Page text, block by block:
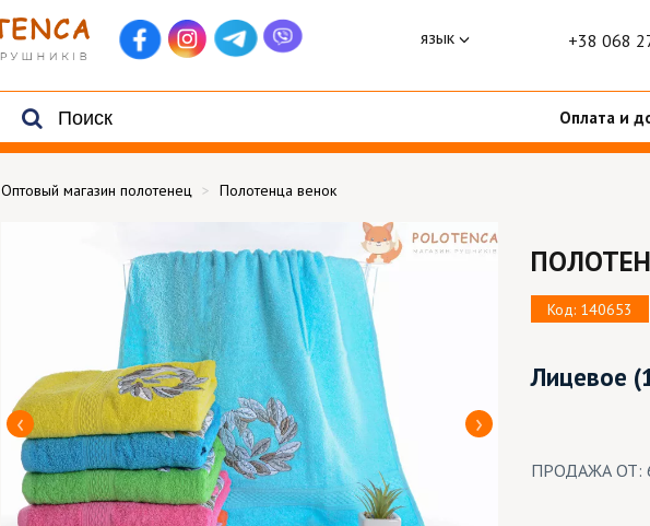
язык +38 068
Оплата и
Оптовый магазин полотенец Полотенца венок
Код: 140653
Лицевое
ПРОДАЖА ОТ: